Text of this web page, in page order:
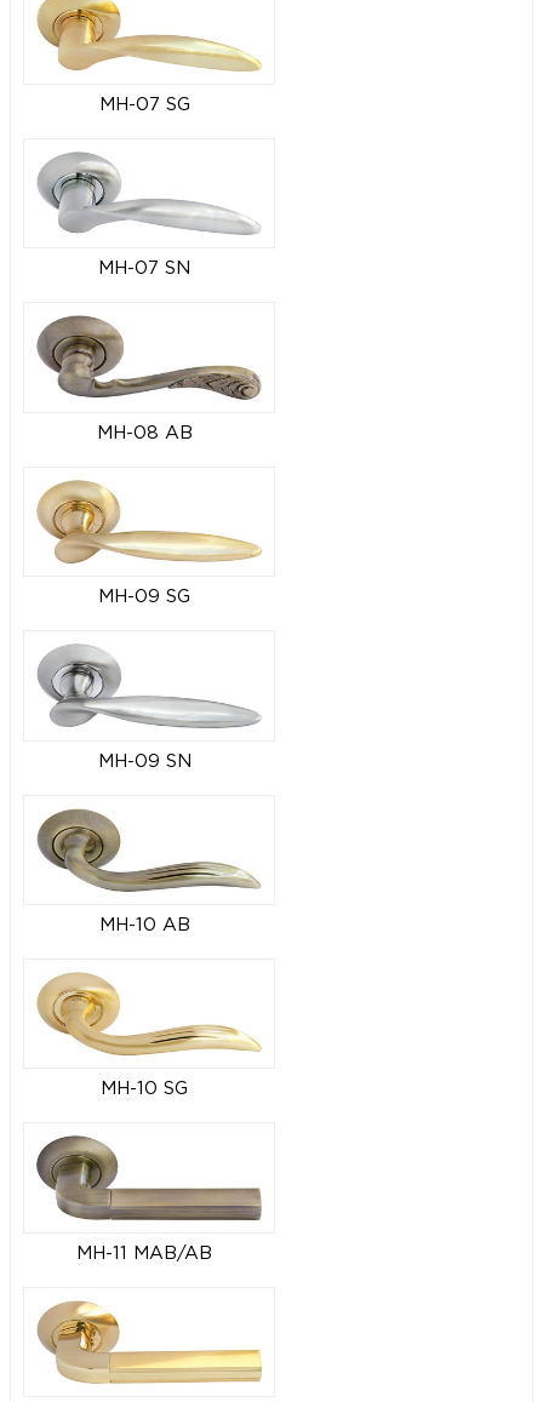
MH-07 SG
MH-07 SN
MH-08 AB
MH-09 SG
MH-09 SN
MH-10 AB
MH-10 SG
MH-11 MAB/AB